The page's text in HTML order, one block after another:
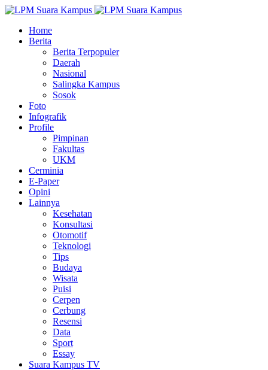
Home
Berita
Berita Terpopuler
Daerah
Nasional
Salingka Kampus
Sosok
Foto
Infografik
Profile
Pimpinan
Fakultas
UKM
Cerminia
E-Paper
Opini
Lainnya
Kesehatan
Konsultasi
Otomotif
Teknologi
Tips
Budaya
Wisata
Puisi
Cerpen
Cerbung
Resensi
Data
Sport
Essay
Suara Kampus TV